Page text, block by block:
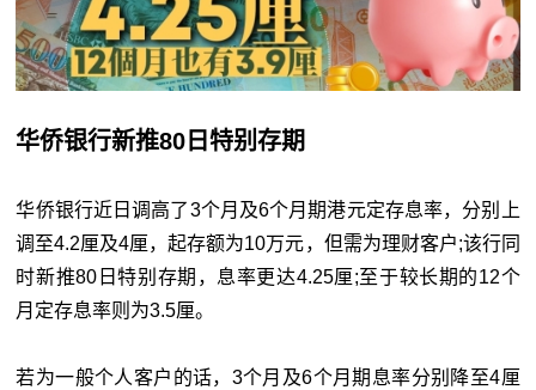
华侨银行新推80日特别存期
华侨银行近日调高了3个月及6个月期港元定存息率，分别上
调至4.2厘及4厘，起存额为10万元，但需为理财客户;该行同
时新推80日特别存期，息率更达4.25厘;至于较长期的12个
月定存息率则为3.5厘。
若为一般个人客户的话，3个月及6个月期息率分别降至4厘